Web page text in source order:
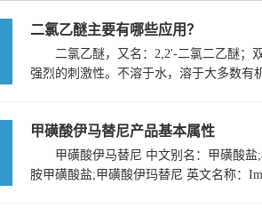
二氯乙醚主要有哪些应用？
二氯乙醚，又名：2,2'-二氯二乙醚；
强烈的刺激性。不溶于水，溶于大多数有
甲磺酸伊马替尼产品基本属性
甲磺酸伊马替尼 中文别名：甲磺酸
胺甲磺酸盐;甲磺酸伊玛替尼 英文名称：